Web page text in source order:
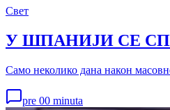
Свет
У ШПАНИЈИ СЕ
Само неколико дана након
pre 00 minuta